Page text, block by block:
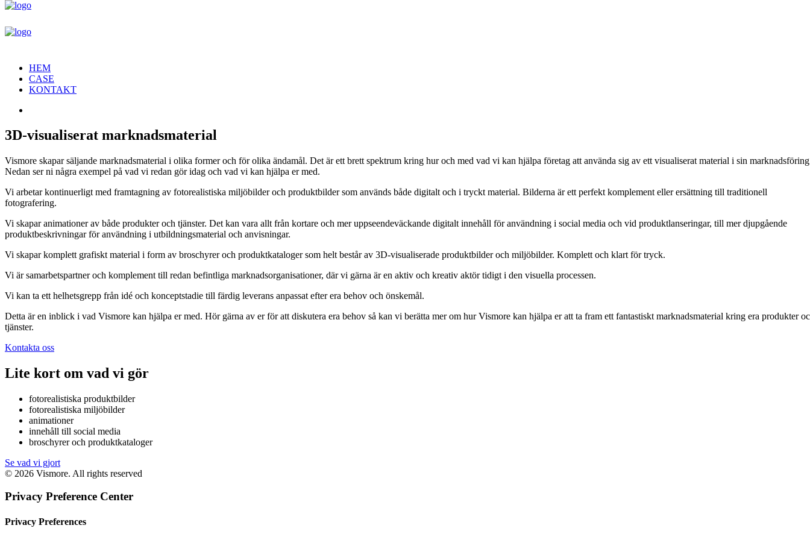
HEM
CASE
KONTAKT
3D-visualiserat marknadsmaterial
Vismore skapar säljande marknadsmaterial i olika former och för olika ändamål. Det är ett brett spektrum kring hur och med vad vi kan hjälpa företag att använda sig av ett visualiserat material i sin
Nedan ser ni några exempel på vad vi redan gör idag och vad vi kan hjälpa er med.
Vi arbetar kontinuerligt med framtagning av fotorealistiska miljöbilder och produktbilder som används både digitalt och i tryckt material. Bilderna är ett perfekt komplement eller ersättning till traditionell
fotografering.
Vi skapar animationer av både produkter och tjänster. Det kan vara allt från kortare och mer uppseendeväckande digitalt innehåll för användning i social media och vid produktlanseringar, till mer djupgående
produktbeskrivningar för användning i utbildningsmaterial och anvisningar.
Vi skapar komplett grafiskt material i form av broschyrer och produktkataloger som helt består av 3D-visualiserade produktbilder och miljöbilder. Komplett och klart för tryck.
Vi är samarbetspartner och komplement till redan befintliga marknadsorganisationer, där vi gärna är en aktiv och kreativ aktör tidigt i den visuella processen.
Vi kan ta ett helhetsgrepp från idé och konceptstadie till färdig leverans anpassat efter era behov och önskemål.
Detta är en inblick i vad Vismore kan hjälpa er med. Hör gärna av er för att diskutera era behov så kan vi berätta mer om hur Vismore kan hjälpa er att ta fram ett fantastiskt marknadsmaterial kring era produkter
tjänster.
Kontakta oss
Lite kort om vad vi gör
fotorealistiska produktbilder
fotorealistiska miljöbilder
animationer
innehåll till social media
broschyrer och produktkataloger
Se vad vi gjort
© 2026 Vismore. All rights reserved
Privacy Preference Center
Privacy Preferences